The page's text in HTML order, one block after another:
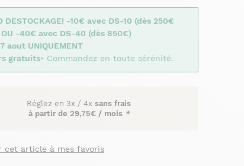
DESTOCKAGE! -10€ avec DS-10 (dès 250€
-40€ avec DS-40 (dès 850€)
aout UNIQUEMENT
gratuits• Commandez en toute sérénité.
Réglez en 3x / 4x sans frais
à partir de 29,75€ / mois *
cet article à mes favoris